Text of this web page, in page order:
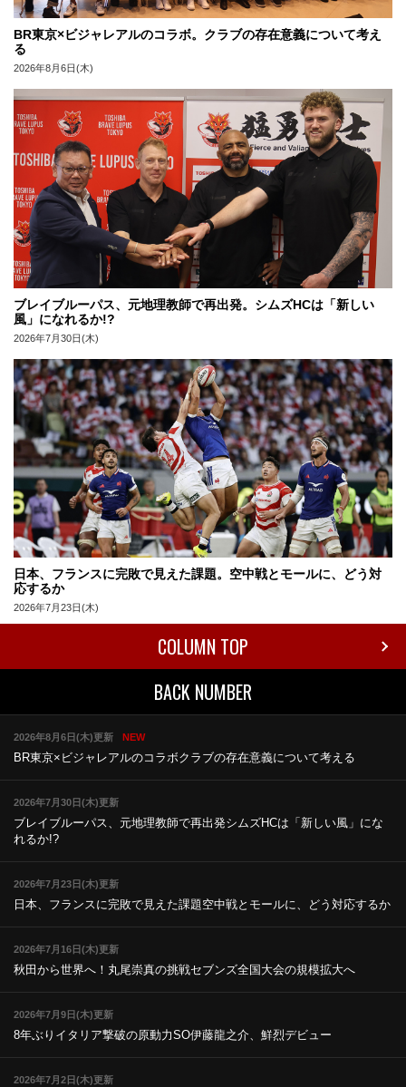
BR東京×ビジャレアルのコラボ。クラブの存在意義について考え
る
2026年8月6日(木)
ブレイブルーパス、元地理教師で再出発。シムズHCは「新しい
風」になれるか!?
2026年7月30日(木)
日本、フランスに完敗で見えた課題。空中戦とモールに、どう対
応するか
2026年7月23日(木)
COLUMN TOP
BACK NUMBER
2026年8月6日(木)更新 NEW
BR東京×ビジャレアルのコラボクラブの存在意義について考える
2026年7月30日(木)更新
ブレイブルーパス、元地理教師で再出発シムズHCは「新しい風」にな
れるか!?
2026年7月23日(木)更新
日本、フランスに完敗で見えた課題空中戦とモールに、どう対応するか
2026年7月16日(木)更新
秋田から世界へ！丸尾崇真の挑戦セブンズ全国大会の規模拡大へ
2026年7月9日(木)更新
8年ぶりイタリア撃破の原動力SO伊藤龍之介、鮮烈デビュー
2026年7月2日(木)更新